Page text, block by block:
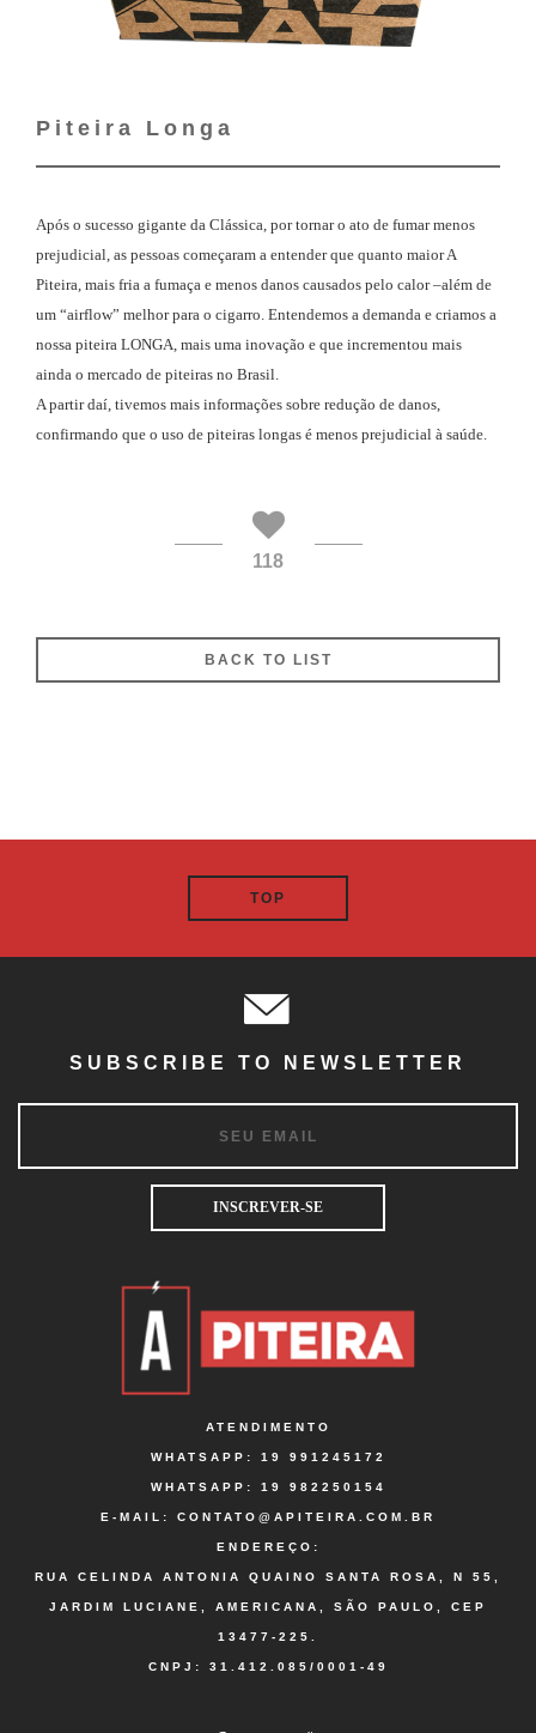
Piteira Longa
Após o sucesso gigante da Clássica, por tornar o ato de fumar menos
prejudicial, as pessoas começaram a entender que quanto maior A
Piteira, mais fria a fumaça e menos danos causados pelo calor –além de
um “airflow” melhor para o cigarro. Entendemos a demanda e criamos a
nossa piteira LONGA, mais uma inovação e que incrementou mais
ainda o mercado de piteiras no Brasil.
A partir daí, tivemos mais informações sobre redução de danos,
confirmando que o uso de piteiras longas é menos prejudicial à saúde.
118
BACK TO LIST
TOP
SUBSCRIBE TO NEWSLETTER
ATENDIMENTO
WHATSAPP: 19 991245172
WHATSAPP: 19 982250154
E-MAIL: CONTATO@APITEIRA.COM.BR
ENDEREÇO:
RUA CELINDA ANTONIA QUAINO SANTA ROSA, N 55,
JARDIM LUCIANE, AMERICANA, SÃO PAULO, CEP
13477-225.
CNPJ: 31.412.085/0001-49